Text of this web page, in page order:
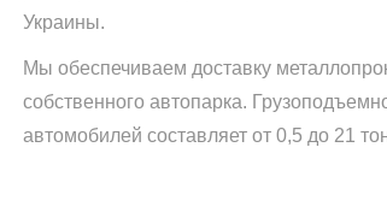
Украины.
Мы обеспечиваем доставку
собственного автопарка.
автомобилей составляет от 0,5 до 21